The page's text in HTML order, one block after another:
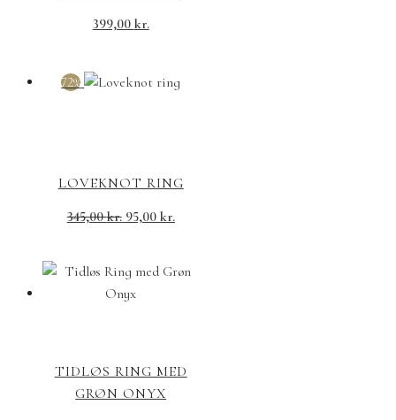
399,00 kr.
72%
LOVEKNOT RING
345,00kr. 95,00 kr.
TIDLØS RING MED
GRØN ONYX